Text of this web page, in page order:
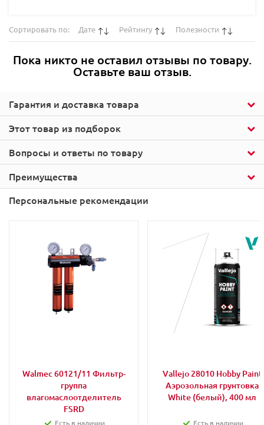
Этот товар из подборок
Гарантия и доставка товара
Сортировать по: Дате Рейтингу Полезности
Пока никто не оставил отзывы по товару.
Оставьте ваш отзыв.
Вопросы и ответы по товару
Преимущества
Персональные рекомендации
Walmec 60121/11 Фильтр-
группа
влагомаслоотделитель
FSRD
Есть в наличии
Vallejo 28010 Hobby Paint
Аэрозольная грунтовка
White (белый), 400 мл
Есть в наличии